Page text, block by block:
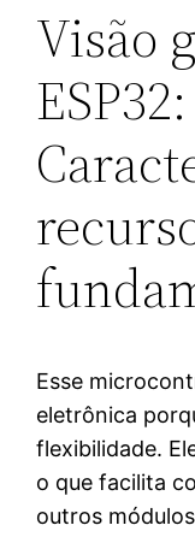
Visão
ESP32:
Esse
eletrônica
flexibilidade.
o que facilita
outros